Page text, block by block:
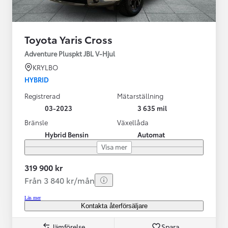
Toyota Yaris Cross
Adventure Pluspkt JBL V-Hjul
KRYLBO
HYBRID
Registrerad
03-2023
Mätarställning
3 635 mil
Bränsle
Hybrid Bensin
Växellåda
Automat
Visa mer
319 900 kr
Från 3 840 kr/mån
Läs mer
Kontakta återförsäljare